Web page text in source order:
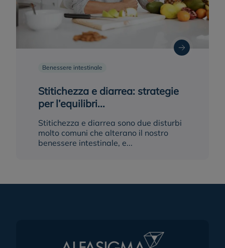
Benessere intestinale
Stitichezza e diarrea: strategie
per l’equilibri...
Stitichezza e diarrea sono due disturbi
molto comuni che alterano il nostro
benessere intestinale, e...